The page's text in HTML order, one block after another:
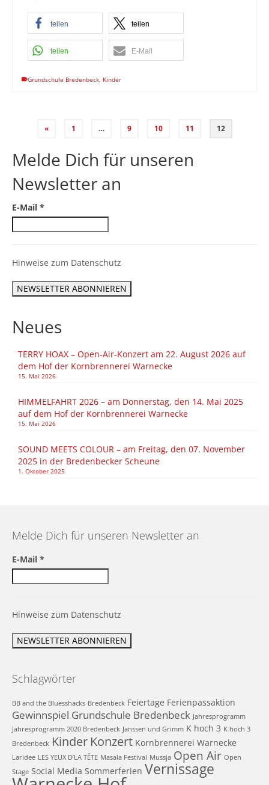
teilen teilen
teilen E-Mail
Grundschule Bredenbeck, Kinder
« 1 … 9 10 11 12
Melde Dich für unseren
Newsletter an
E-Mail *
Hinweise zum Datenschutz
Neues
TERRY HOAX – Open-Air-Konzert am 22. August 2026 auf
dem Hof der Kornbrennerei Warnecke
15. Mai 2026
HIMMELFAHRT 2026 – am Donnerstag, den 14. Mai 2025
auf dem Hof der Kornbrennerei Warnecke
15. Mai 2026
SOUND MEETS COLOUR – am Freitag, den 07. November
2025 in der Bredenbecker Scheune
1. Oktober 2025
Melde Dich für unseren Newsletter an
E-Mail *
Hinweise zum Datenschutz
Schlagwörter
BB and the Bluesshacks Bredenbeck Feiertage Ferienpassaktion
Gewinnspiel Grundschule Bredenbeck Jahresprogramm
Jahresprogramm 2020 Bredenbeck Janssen und Grimm K hoch 3 K hoch 3
Bredenbeck Kinder Konzert Kornbrennerei Warnecke
Laridee LES YEUX D’LA TÊTE Masala Festival Mussja Open Air Open
Stage Social Media Sommerferien Vernissage